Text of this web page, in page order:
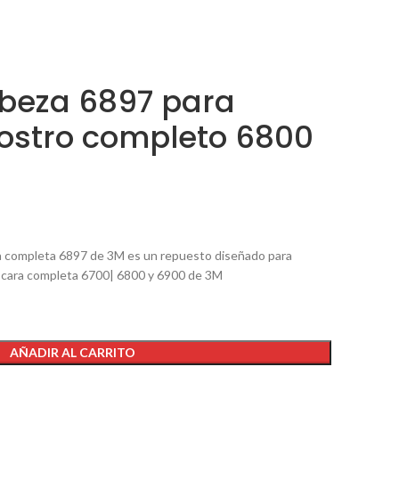
6897 para
completo 6800
completa 6897 de 3M es un repuesto diseñado para
completa 6700| 6800 y 6900 de 3M
AÑADIR AL CARRITO